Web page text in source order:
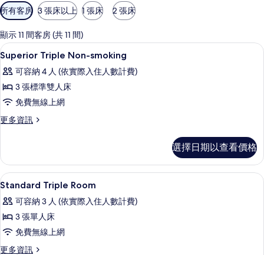
可
用
的
客
房
篩
選
條
所有客房 3 張床以上 1 張床 2 張床
顯示 11 間客房 (共 11 間)
顯
示
Superior
Triple
Non-
smoking
有
相
片
羽絨被、客房內保險箱、書桌、筆電
4
Superior Triple Non-smoking
可容納 4 人 (依實際入住人數計費)
3 張標準雙人床
免費無線上網
更多資訊
更
Non-
smoking
的
情
選擇日期以查看價格
顯
示
Standard
Triple
Room
的
羽絨被、客房內保險箱、書桌、筆電
1
Standard Triple Room
可容納 3 人 (依實際入住人數計費)
3 張單人床
免費無線上網
更多資訊
更